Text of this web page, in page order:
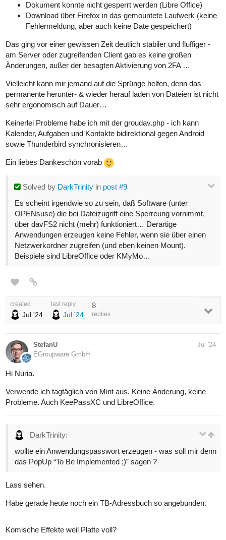
Dokument konnte nicht gesperrt werden (Libre Office)
Download über Firefox in das gemountete Laufwerk (keine
Fehlermeldung, aber auch keine Date gespeichert)
Das ging vor einer gewissen Zeit deutlich stabiler und fluffiger -
am Server oder zugreifenden Client gab es keine großen
Änderungen, außer der besagten Aktivierung von 2FA …
Vielleicht kann mir jemand auf die Sprünge helfen, denn das
permanente herunter- & wieder herauf laden von Dateien ist nicht
sehr ergonomisch auf Dauer…
Keinerlei Probleme habe ich mit der groudav.php - ich kann
Kalender, Aufgaben und Kontakte bidirektional gegen Android
sowie Thunderbird synchronisieren…
Ein liebes Dankeschön vorab
Solved by DarkTrinity in post #9
Es scheint irgendwie so zu sein, daß Software (unter
OPENsuse) die bei Dateizugriff eine Sperreung vornimmt,
über davFS2 nicht (mehr) funktioniert… Derartige
Anwendungen erzeugen keine Fehler, wenn sie über einen
Netzwerkordner zugreifen (und eben keinen Mount).
Beispiele sind LibreOffice oder KMyMo…
created
Jul '24
last reply
Jul '24
8
replies
StefanU
EGroupware GmbH
Jul '24
Hi Nuria.
Verwende ich tagtäglich von Mint aus. Keine Änderung, keine
Probleme. Auch KeePassXC und LibreOffice.
DarkTrinity:
wollte ein Anwendungspasswort erzeugen - was soll mir denn
das PopUp “To Be Implemented ;)” sagen ?
Lass sehen.
Habe gerade heute noch ein TB-Adressbuch so angebunden.
Komische Effekte weil Platte voll?